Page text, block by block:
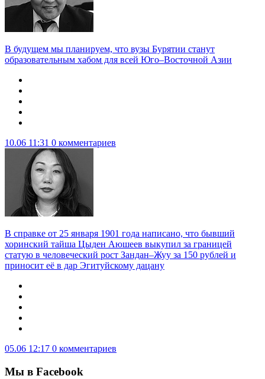
В будущем мы планируем, что вузы Бурятии станут
образовательным хабом для всей Юго–Восточной Азии
10.06 11:31 0 комментариев
В справке от 25 января 1901 года написано, что бывший
хоринский тайша Цыден Аюшеев выкупил за границей
статую в человеческий рост Зандан–Жуу за 150 рублей и
приносит её в дар Эгитуйскому дацану
05.06 12:17 0 комментариев
Мы в Facebook